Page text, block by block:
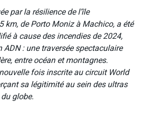
par la résilience de l’île
km, de Porto Moniz à Machico, a été
à cause des incendies de 2024,
: une traversée spectaculaire
entre océan et montagnes.
fois inscrite au circuit World
sa légitimité au sein des ultras
globe.